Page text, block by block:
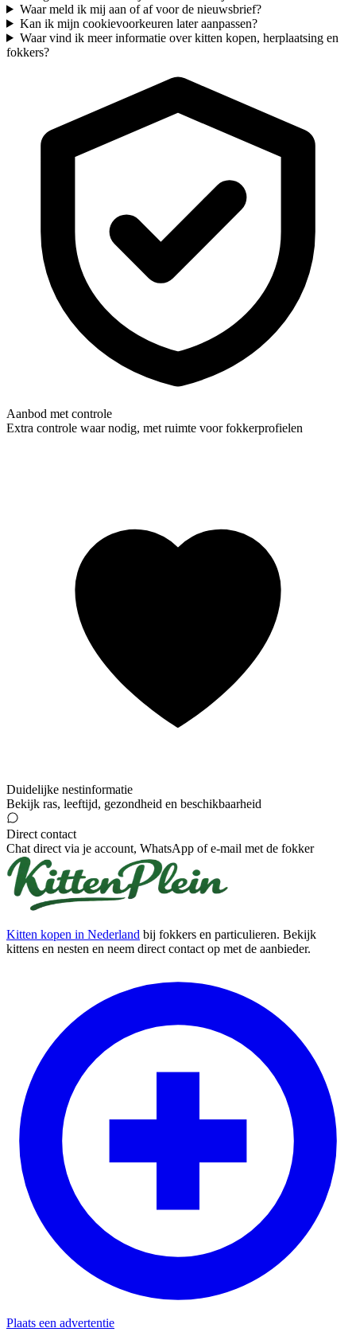
Waar meld ik mij aan of af voor de nieuwsbrief?
Kan ik mijn cookievoorkeuren later aanpassen?
Waar vind ik meer informatie over kitten kopen, herplaatsing en
fokkers?
Aanbod met controle
Extra controle waar nodig, met ruimte voor fokkerprofielen
Duidelijke nestinformatie
Bekijk ras, leeftijd, gezondheid en beschikbaarheid
Direct contact
Chat direct via je account, WhatsApp of e-mail met de fokker
Kitten kopen in Nederland bij fokkers en particulieren. Bekijk
kittens en nesten en neem direct contact op met de aanbieder.
Plaats een advertentie